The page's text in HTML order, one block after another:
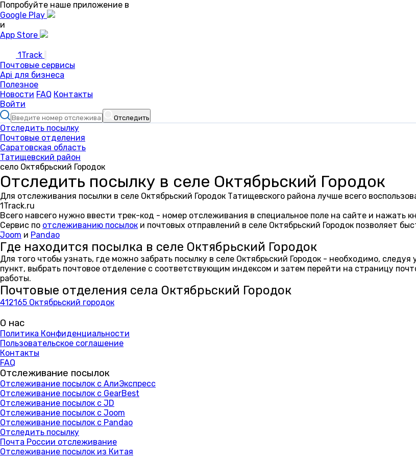
Попробуйте наше приложение в
Google Play
и
App Store
1Track
Почтовые сервисы
Api для бизнеса
Полезное
Новости FAQ Контакты
Войти
Отследить
Отследить посылку
Почтовые отделения
Саратовская область
Татищевский район
село Октябрьский Городок
Отследить посылку в селе Октябрьский Городок
Для отслеживания посылки в селе Октябрьский Городок Татищевского района лучше всего
1Track.ru
Всего навсего нужно ввести трек-код - номер отслеживания в специальное поле на сайте и нажать
Сервис по отслеживанию посылок и почтовых отправлений в селе Октябрьский Городок позволяет
Joom и Pandao
Где находится посылка в селе Октябрьский Городок
Для того чтобы узнать, где можно забрать посылку в селе Октябрьский Городок - необходимо,
пункт, выбрать почтовое отделение с соответствующим индексом и затем перейти на страницу
работы.
Почтовые отделения села Октябрьский Городок
412165 Октябрьский городок
О нас
Политика Конфиденциальности
Пользовательское соглашение
Контакты
FAQ
Отслеживание посылок
Отслеживание посылок с АлиЭкспресс
Отслеживание посылок с GearBest
Отслеживание посылок с JD
Отслеживание посылок с Joom
Отслеживание посылок с Pandao
Отследить посылку
Почта России отслеживание
Отслеживание посылок из Китая